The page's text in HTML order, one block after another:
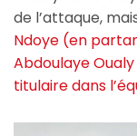
de l’attaque,
Ndoye (en
Abdoulaye
titulaire dans